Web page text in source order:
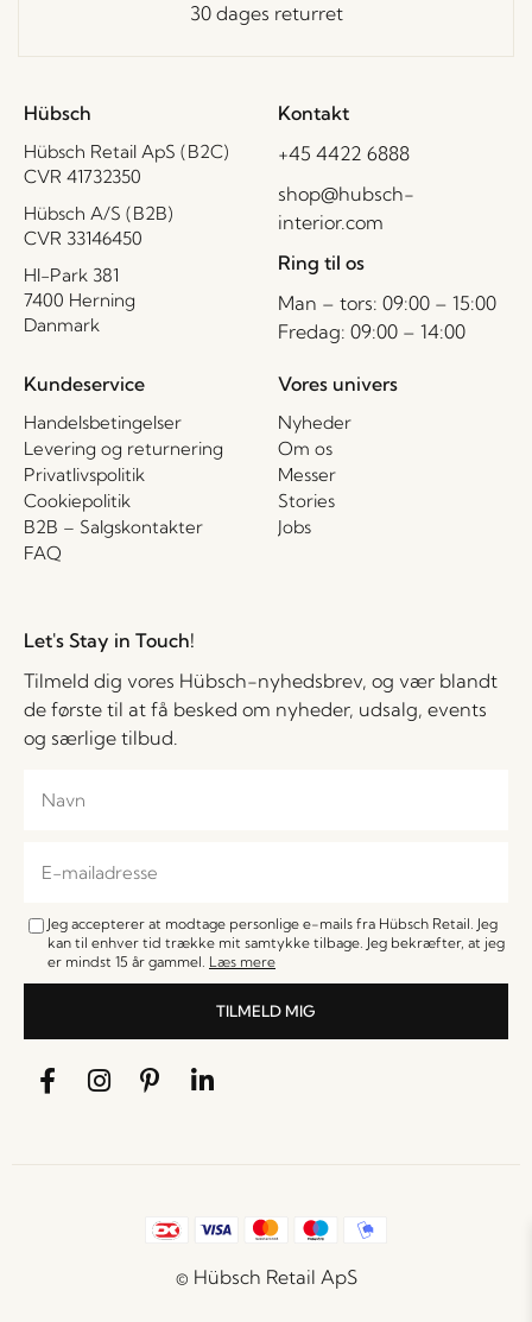
30 dages returret
Hübsch
Hübsch Retail ApS (B2C)
CVR 41732350
Hübsch A/S (B2B)
CVR 33146450
HI-Park 381
7400 Herning
Danmark
Kontakt
+45 4422 6888
shop@hubsch-
interior.com
Ring til os
Man – tors: 09:00 – 15:00
Fredag: 09:00 – 14:00
Kundeservice
Handelsbetingelser
Levering og returnering
Privatlivspolitik
Cookiepolitik
B2B – Salgskontakter
FAQ
Vores univers
Nyheder
Om os
Messer
Stories
Jobs
Let's Stay in Touch!
Tilmeld dig vores Hübsch-nyhedsbrev, og vær blandt
de første til at få besked om nyheder, udsalg, events
og særlige tilbud.
Jeg accepterer at modtage personlige e-mails fra Hübsch Retail. Jeg
kan til enhver tid trække mit samtykke tilbage. Jeg bekræfter, at jeg
er mindst 15 år gammel. Læs mere
TILMELD MIG
© Hübsch Retail ApS